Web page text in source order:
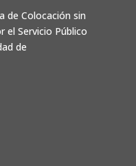
de Colocación sin
el Servicio Público
de